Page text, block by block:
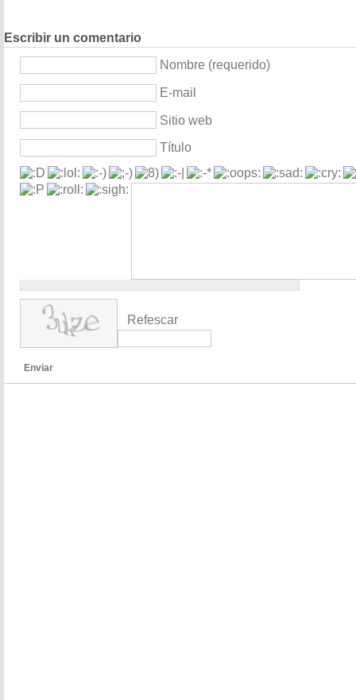
Escribir un comentario
Nombre (requerido)
E-mail
Sitio web
Título
Refescar
Enviar